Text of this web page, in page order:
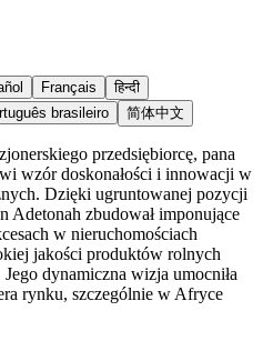
Français
हिन्दी
brasileiro 简体中文
przedsiębiorcę, pana
wzór doskonałości i innowacji w
Dzięki ugruntowanej pozycji
Adetonah zbudował imponujące
w nieruchomościach
jakości produktów rolnych
dynamiczna wizja umocniła
rynku, szczególnie w Afryce